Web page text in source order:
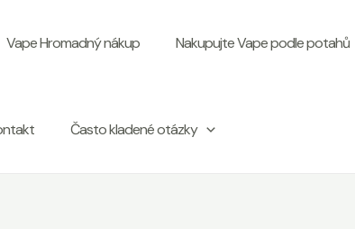
Vape Hromadný nákup Nakupujte Vape podle potahů
Často kladené otázky